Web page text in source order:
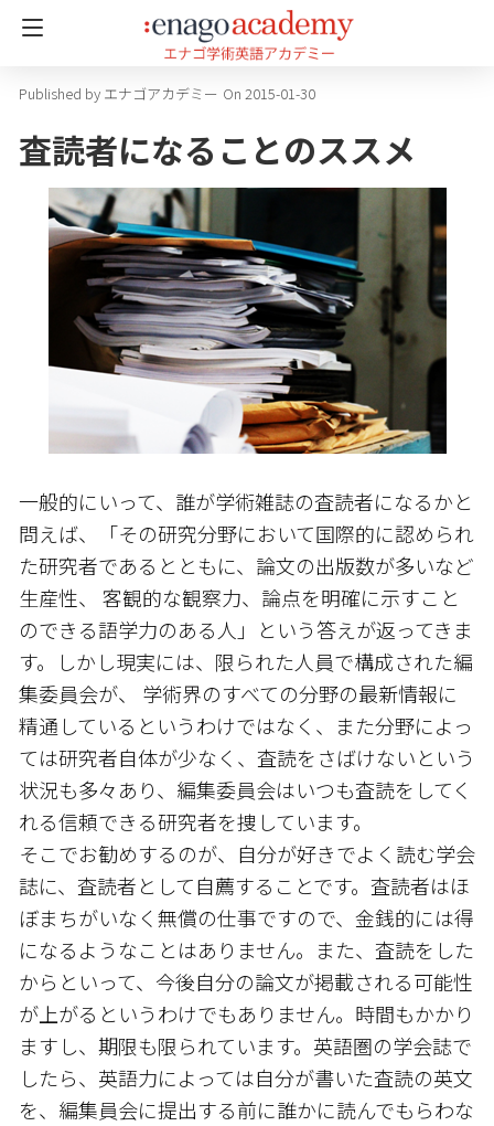
エナゴアカデミー On 2015-01-30
査読者になることのススメ
一般的にいって、誰が学術雑誌の査読者になるかと
問えば、「その研究分野において国際的に認められ
た研究者であるとともに、論文の出版数が多いなど
生産性、 客観的な観察力、論点を明確に示すこと
のできる語学力のある人」という答えが返ってきま
す。しかし現実には、限られた人員で構成された編
集委員会が、 学術界のすべての分野の最新情報に
精通しているというわけではなく、また分野によっ
ては研究者自体が少なく、査読をさばけないという
状況も多々あり、編集委員会はいつも査読をしてく
れる信頼できる研究者を捜しています。
そこでお勧めするのが、自分が好きでよく読む学会
誌に、査読者として自薦することです。査読者はほ
ぼまちがいなく無償の仕事ですので、金銭的には得
になるようなことはありません。また、査読をした
からといって、今後自分の論文が掲載される可能性
が上がるというわけでもありません。時間もかかり
ますし、期限も限られています。英語圏の学会誌で
したら、英語力によっては自分が書いた査読の英文
を、編集員会に提出する前に誰かに読んでもらわな